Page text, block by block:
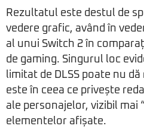
Rezultatul este destul de
vedere grafic, având în
al unui Switch 2 în
de gaming. Singurul loc
limitat de DLSS poate nu
este în ceea ce privește
ale personajelor, vizibil mai
elementelor afișate.